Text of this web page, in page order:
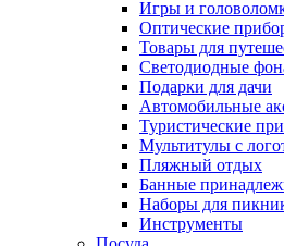
Игры и
Оптические
Товары для
Светодиодные
Подарки для дачи
Автомобильные
Туристические
Мультитулы с
Пляжный отдых
Банные
Наборы для
Инструменты